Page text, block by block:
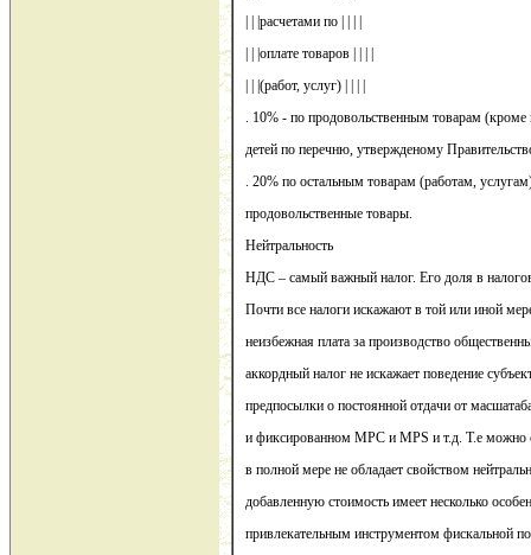
| | |расчетами по | | | |
| | |оплате товаров | | | |
| | |(работ, услуг) | | | |
. 10% - по продовольственным товарам
детей по перечню, утвержденому
. 20% по остальным товарам (работам,
продовольственные товары.
Нейтральность
НДС – самый важный налог. Его доля в
Почти все налоги искажают в той или иной
неизбежная плата за производство
аккордный налог не искажает поведение
предпосылки о постоянной отдачи от
и фиксированном MPC и MPS и т.д. Т.е можно
в полной мере не обладает свойством
добавленную стоимость имеет несколько
привлекательным инструментом фискальной